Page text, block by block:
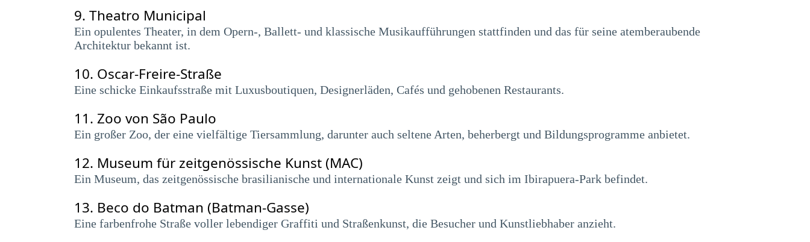
9. Theatro Municipal
Ein opulentes Theater, in dem Opern-, Ballett- und klassische Musikaufführungen stattfinden und das für seine atemberaubende
Architektur bekannt ist.
10. Oscar-Freire-Straße
Eine schicke Einkaufsstraße mit Luxusboutiquen, Designerläden, Cafés und gehobenen Restaurants.
11. Zoo von São Paulo
Ein großer Zoo, der eine vielfältige Tiersammlung, darunter auch seltene Arten, beherbergt und Bildungsprogramme anbietet.
12. Museum für zeitgenössische Kunst (MAC)
Ein Museum, das zeitgenössische brasilianische und internationale Kunst zeigt und sich im Ibirapuera-Park befindet.
13. Beco do Batman (Batman-Gasse)
Eine farbenfrohe Straße voller lebendiger Graffiti und Straßenkunst, die Besucher und Kunstliebhaber anzieht.